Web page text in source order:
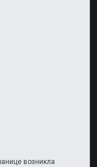
возникла